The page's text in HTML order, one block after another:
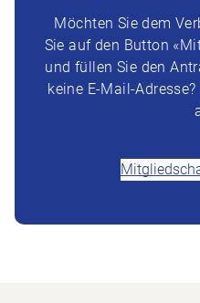
Möchten Sie dem
Sie auf den Button
und füllen Sie den
keine E-Mail-